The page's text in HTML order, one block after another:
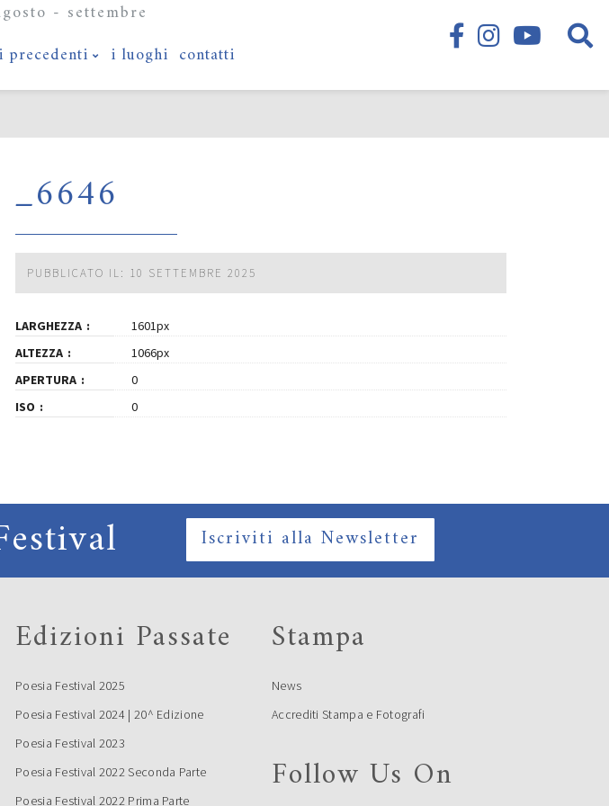
- settembre
precedenti i luoghi contatti
_6646
PUBBLICATO IL: 10 SETTEMBRE 2025
LARGHEZZA
1601px
ALTEZZA
1066px
APERTURA
0
ISO
0
Iscriviti alla Newsletter
Edizioni Passate
Poesia Festival 2025
Poesia Festival 2024 | 20^ Edizione
Poesia Festival 2023
Poesia Festival 2022 Seconda Parte
Poesia Festival 2022 Prima Parte
Stampa
News
Accrediti Stampa e Fotografi
Follow Us On